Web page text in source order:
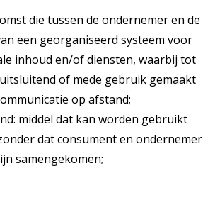
die tussen de ondernemer en de
een georganiseerd systeem voor
inhoud en/of diensten, waarbij tot
of mede gebruik gemaakt
op afstand;
middel dat kan worden gebruikt
dat consument en ondernemer
samengekomen;